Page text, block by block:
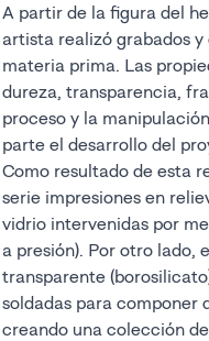
A partir de la figura del
artista realizó grabados
materia prima. Las
dureza, transparencia,
proceso y la
parte el desarrollo del
Como resultado de esta
serie impresiones en
vidrio intervenidas por
a presión). Por otro lado,
transparente
soldadas para componer
creando una colección